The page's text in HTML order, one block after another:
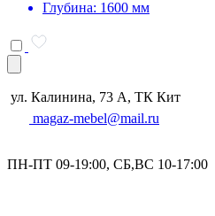
Глубина: 1600 мм
ул. Калинина, 73 А, ТК Кит
magaz-mebel@mail.ru
ПН-ПТ 09-19:00, СБ,ВС 10-17:00